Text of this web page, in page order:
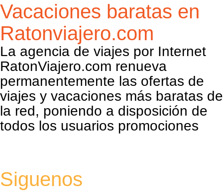
Vacaciones baratas en
Ratonviajero.com
La agencia de viajes por Internet
RatonViajero.com renueva
permanentemente las ofertas de
viajes y vacaciones más baratas de
la red, poniendo a disposición de
todos los usuarios promociones
Siguenos